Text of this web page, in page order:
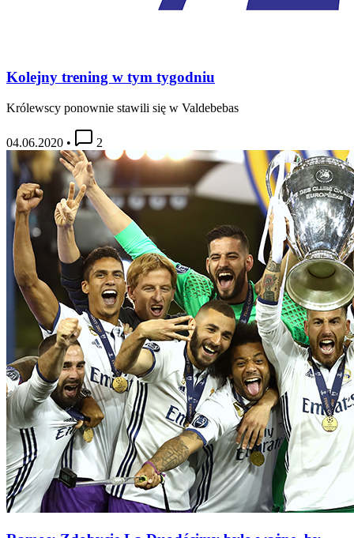
Kolejny trening w tym tygodniu
Królewscy ponownie stawili się w Valdebebas
04.06.2020 • 2